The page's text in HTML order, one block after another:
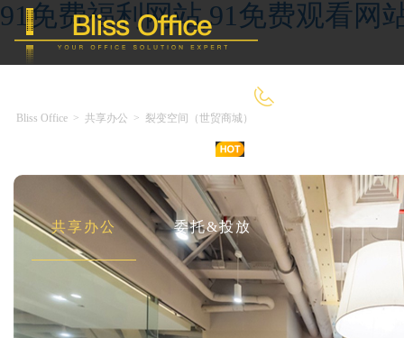
91免费福利网站,91免费观看网
共享办公 委托&投放
Bliss Office > 共享办公 > 裂变空间（世贸商城）